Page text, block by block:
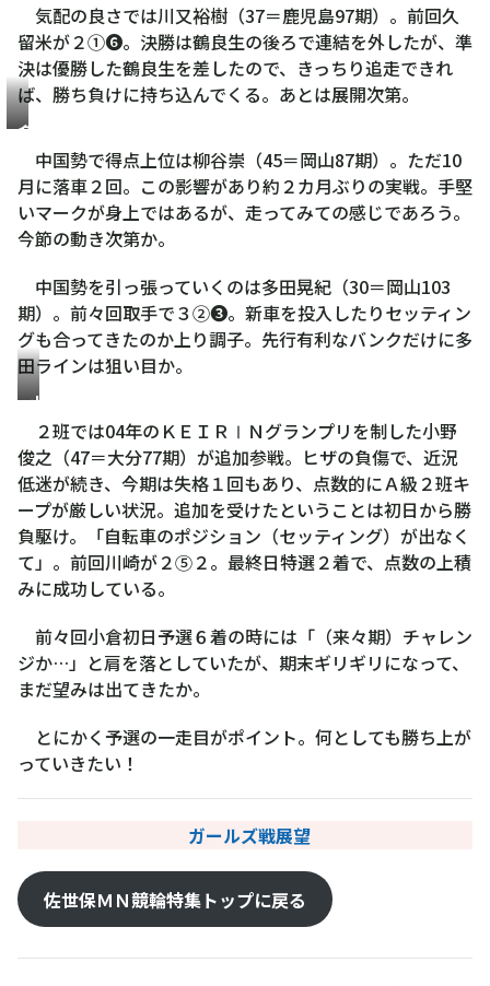
気配の良さでは川又裕樹（37＝鹿児島97期）。前回久
留米が２①❻。決勝は鶴良生の後ろで連結を外したが、準
決は優勝した鶴良生を差したので、きっちり追走できれ
ば、勝ち負けに持ち込んでくる。あとは展開次第。
多
晃
紀
中国勢で得点上位は柳谷崇（45＝岡山87期）。ただ10
月に落車２回。この影響があり約２カ月ぶりの実戦。手堅
いマークが身上ではあるが、走ってみての感じであろう。
今節の動き次第か。
中国勢を引っ張っていくのは多田晃紀（30＝岡山103
期）。前々回取手で３②❸。新車を投入したりセッティン
グも合ってきたのか上り調子。先行有利なバンクだけに多
田ラインは狙い目か。
小
野
俊
之
２班では04年のＫＥＩＲⅠＮグランプリを制した小野
俊之（47＝大分77期）が追加参戦。ヒザの負傷で、近況
低迷が続き、今期は失格１回もあり、点数的にＡ級２班キ
ープが厳しい状況。追加を受けたということは初日から勝
負駆け。「自転車のポジション（セッティング）が出なく
て」。前回川崎が２⑤２。最終日特選２着で、点数の上積
みに成功している。
前々回小倉初日予選６着の時には「（来々期）チャレン
ジか…」と肩を落としていたが、期末ギリギリになって、
まだ望みは出てきたか。
とにかく予選の一走目がポイント。何としても勝ち上が
っていきたい！
ガールズ戦展望
佐世保ＭＮ競輪特集トップに戻る